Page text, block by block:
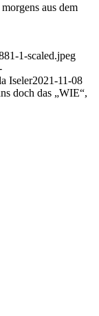
aus dem
1-scaled.jpeg
Iseler2021-11-08
doch das „WIE“,